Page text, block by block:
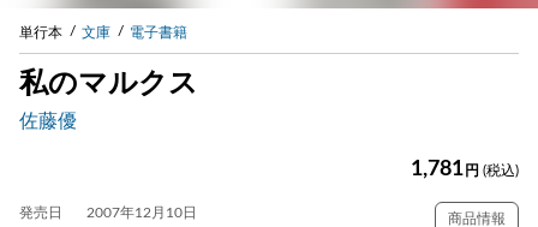
単行本 文庫 電子書籍
私のマルクス
佐藤優
1,781 円 (税込)
発売日 2007年12月10日 商品情報